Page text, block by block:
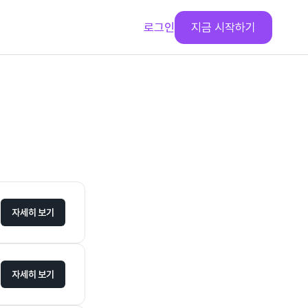
로그인 지금 시작하기
자세히 보기
자세히 보기